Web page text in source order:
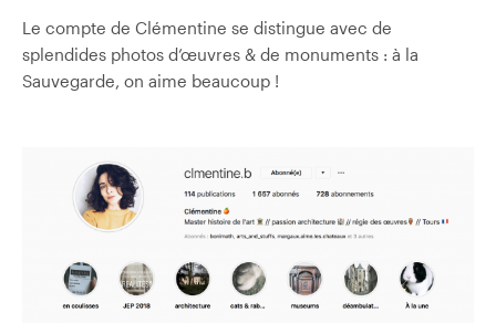
Le compte de Clémentine se distingue avec de
splendides photos d’œuvres & de monuments : à la
Sauvegarde, on aime beaucoup !